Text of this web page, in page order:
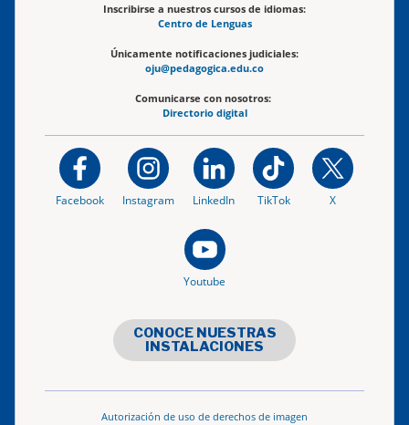
Inscribirse a nuestros cursos de idiomas:
Centro de Lenguas
Únicamente notificaciones judiciales:
oju@pedagogica.edu.co
Comunicarse con nosotros:
Directorio digital
Facebook Instagram LinkedIn TikTok X
Youtube
CONOCE NUESTRAS
INSTALACIONES
Autorización de uso de derechos de imagen